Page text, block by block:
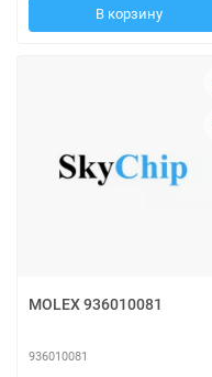
В корзину
MOLEX 936010081
936010081